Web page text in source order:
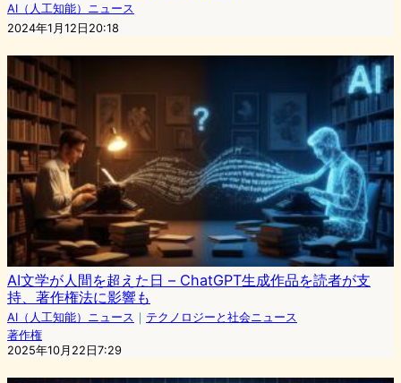
AI（人工知能）ニュース
2024年1月12日20:18
AI文学が人間を超えた日 – ChatGPT生成作品を読者が支
持、著作権法に影響も
AI（人工知能）ニュース ｜ テクノロジーと社会ニュース
著作権
2025年10月22日7:29